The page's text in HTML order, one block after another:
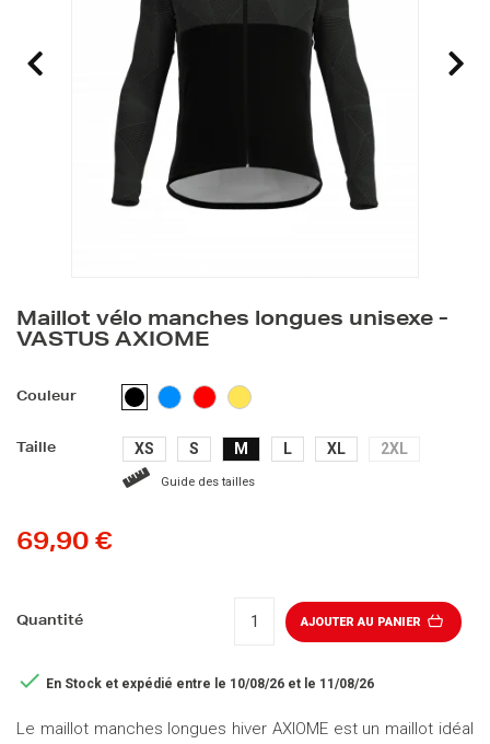
Maillot vélo manches longues unisexe -
VASTUS AXIOME
Couleur NOIRBLEU
CLAIR
ROUGEJAUNE
Taille XS S M L XL 2XL
Guide des tailles
69,90 €
Quantité AJOUTER AU PANIER
 En Stock et expédié entre le 10/08/26 et le 11/08/26
Le maillot manches longues hiver AXIOME est un maillot idéal